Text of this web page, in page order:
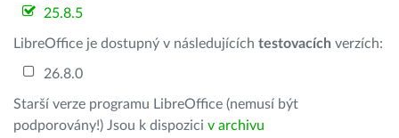
25.8.5
LibreOffice je dostupný v následujících testovacích verzích:
26.8.0
Starší verze programu LibreOffice (nemusí být
podporovány!) Jsou k dispozici v archivu